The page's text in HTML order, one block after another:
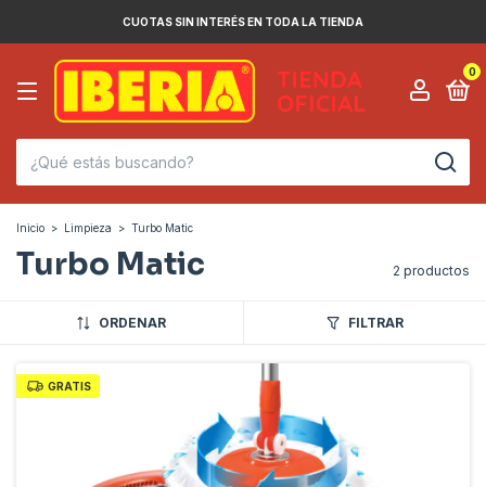
CUOTAS SIN INTERÉS EN TODA LA TIENDA
0
Inicio > Limpieza > Turbo Matic
Turbo Matic 2 productos
ORDENAR FILTRAR
GRATIS